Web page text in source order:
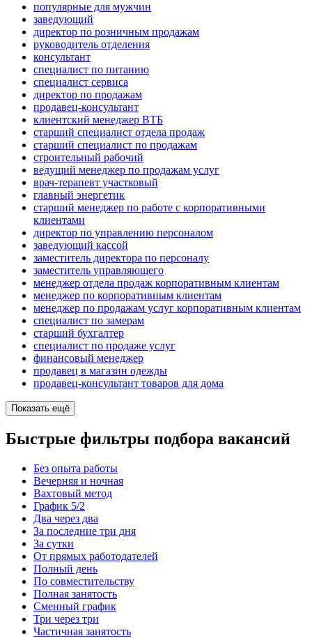
популярные для мужчин
заведующий
директор по розничным продажам
руководитель отделения
консультант
специалист по питанию
специалист сервиса
директор по продажам
продавец-консультант
клиентский менеджер ВТБ
старший специалист отдела продаж
старший специалист по продажам
строительный рабочий
ведущий менеджер по продажам услуг
врач-терапевт участковый
главный энергетик
старший менеджер по работе с корпоративными
клиентами
директор по управлению персоналом
заведующий кассой
заместитель директора по персоналу
заместитель управляющего
менеджер отдела продаж корпоративным клиентам
менеджер по корпоративным клиентам
менеджер по продажам услуг корпоративным клиентам
специалист по замерам
старший бухгалтер
специалист по продаже услуг
финансовый менеджер
продавец в магазин одежды
продавец-консультант товаров для дома
Показать ещё
Быстрые фильтры подбора вакансий
Без опыта работы
Вечерняя и ночная
Вахтовый метод
График 5/2
Два через два
За последние три дня
За сутки
От прямых работодателей
Полный день
По совместительству
Полная занятость
Сменный график
Три через три
Частичная занятость